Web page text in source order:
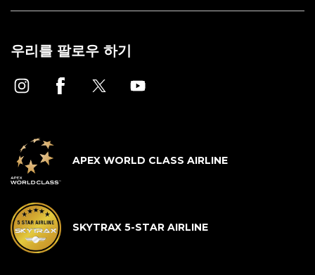
우리를 팔로우 하기
APEX WORLD CLASS AIRLINE
SKYTRAX 5-STAR AIRLINE